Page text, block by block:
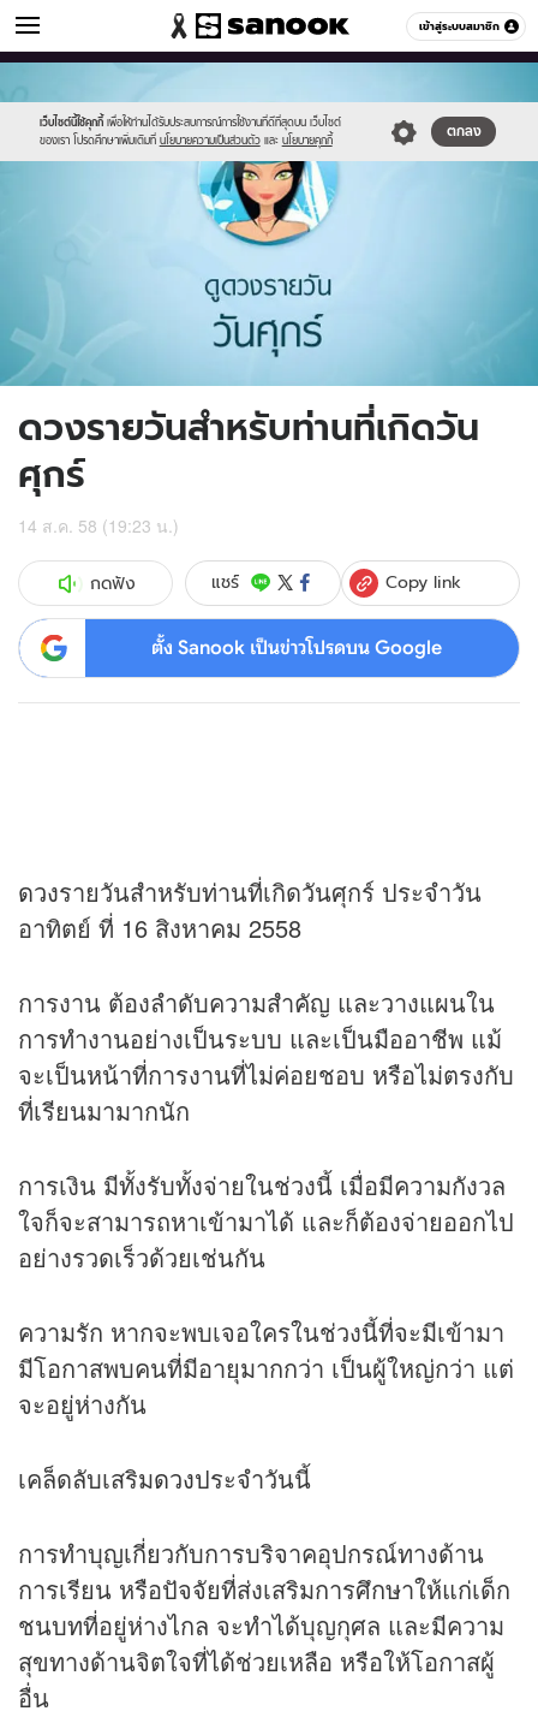
เข้าสู่ระบบสมาชิก
ดูดวง หมวดอื่นๆ
เว็บไซต์นี้ใช้คุกกี้ เพื่อให้ท่านได้รับประสบการณ์การใช้งานที่ดีที่สุดบน เว็บไซต์
ของเรา โปรดศึกษาเพิ่มเติมที่ นโยบายความเป็นส่วนตัว และ นโยบายคุกกี้
ตกลง
//s.isanook.com/sr/0/images/logo-
new-
sanook.png
//s.isanook.com/ho/0/ud/17/86981/6_fri.jpg
ดวงรายวันสำหรับท่านที่เกิดวัน
ศุกร์
14 ส.ค. 58 (19:23 น.)
กดฟัง แชร์ Copy link
ตั้ง Sanook เป็นข่าวโปรดบน Google
ดวงรายวันสำหรับท่านที่เกิดวันศุกร์ ประจำวัน
อาทิตย์ ที่ 16 สิงหาคม 2558
การงาน ต้องลำดับความสำคัญ และวางแผนใน
การทำงานอย่างเป็นระบบ และเป็นมืออาชีพ แม้
จะเป็นหน้าที่การงานที่ไม่ค่อยชอบ หรือไม่ตรงกับ
ที่เรียนมามากนัก
การเงิน มีทั้งรับทั้งจ่ายในช่วงนี้ เมื่อมีความกังวล
ใจก็จะสามารถหาเข้ามาได้ และก็ต้องจ่ายออกไป
อย่างรวดเร็วด้วยเช่นกัน
ความรัก หากจะพบเจอใครในช่วงนี้ที่จะมีเข้ามา
มีโอกาสพบคนที่มีอายุมากกว่า เป็นผู้ใหญ่กว่า แต่
จะอยู่ห่างกัน
เคล็ดลับเสริมดวงประจำวันนี้
การทำบุญเกี่ยวกับการบริจาคอุปกรณ์ทางด้าน
การเรียน หรือปัจจัยที่ส่งเสริมการศึกษาให้แก่เด็ก
ชนบทที่อยู่ห่างไกล จะทำได้บุญกุศล และมีความ
สุขทางด้านจิตใจที่ได้ช่วยเหลือ หรือให้โอกาสผู้
อื่น